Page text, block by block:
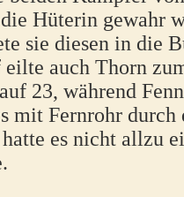
Hüterin gewahr
sie diesen in die
auch Thorn
23, während
mit Fernrohr durch
es nicht allzu